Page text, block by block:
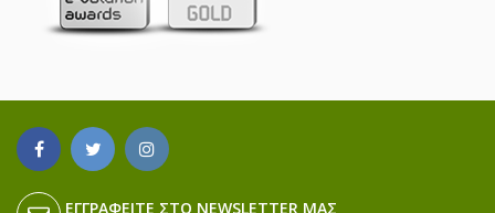
ΕΓΓΡΑΦΕΊΤΕ ΣΤΟ NEWSLETTER ΜΑΣ